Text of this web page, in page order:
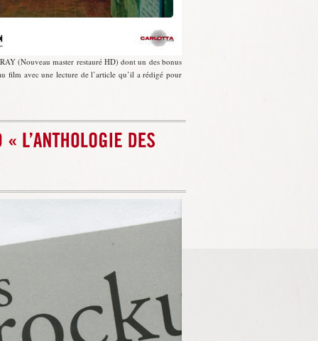
(Nouveau master restauré HD) dont un des bonus
film avec une lecture de l’article qu’il a rédigé pour